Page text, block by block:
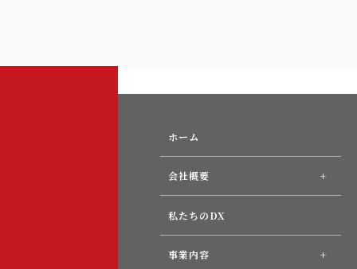
ホーム
会社概要
私たちのDX
事業内容